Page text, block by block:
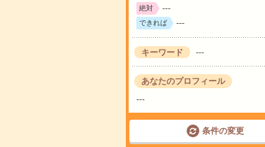
絶対 ---
できれば ---
キーワード ---
あなたのプロフィール
---
条件の変更